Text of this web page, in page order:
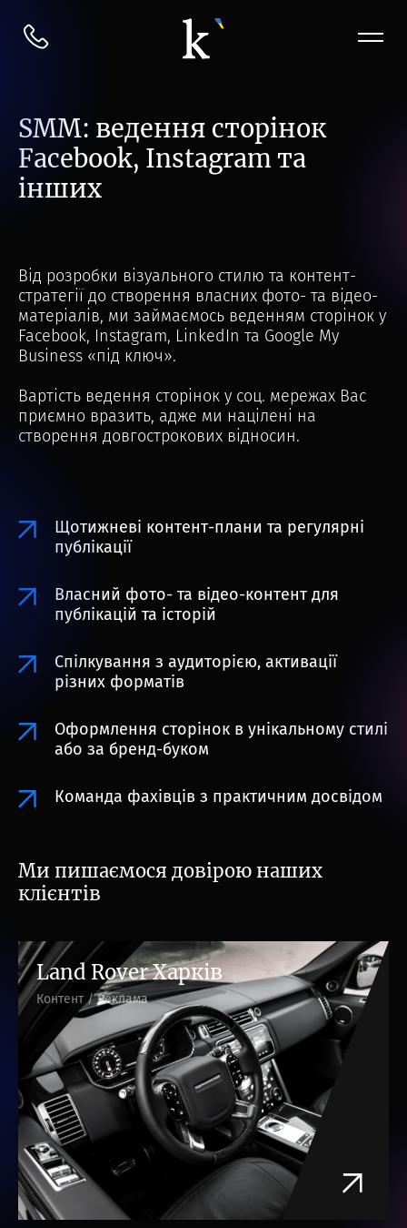
SMM: ведення сторінок
Facebook, Instagram та
інших
Від розробки візуального стилю та контент-
стратегії до створення власних фото- та відео-
матеріалів, ми займаємось веденням сторінок у
Facebook, Instagram, LinkedIn та Google My
Business «під ключ».
Вартість ведення сторінок у соц. мережах Вас
приємно вразить, адже ми націлені на
створення довгострокових відносин.
Щотижневі контент-плани та регулярні
публікації
Власний фото- та відео-контент для
публікацій та історій
Спілкування з аудиторією, активації
різних форматів
Оформлення сторінок в унікальному стилі
або за бренд-буком
Команда фахівців з практичним досвідом
Ми пишаємося довірою наших
клієнтів
Land Rover Харків
Контент / Реклама